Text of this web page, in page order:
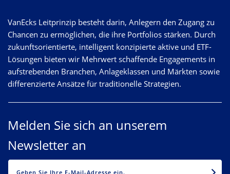
VanEcks Leitprinzip besteht darin, Anlegern den Zugang zu
Chancen zu ermöglichen, die ihre Portfolios stärken. Durch
zukunftsorientierte, intelligent konzipierte aktive und ETF-
Lösungen bieten wir Mehrwert schaffende Engagements in
aufstrebenden Branchen, Anlageklassen und Märkten sowie
differenzierte Ansätze für traditionelle Strategien.
Melden Sie sich an unserem
Newsletter an